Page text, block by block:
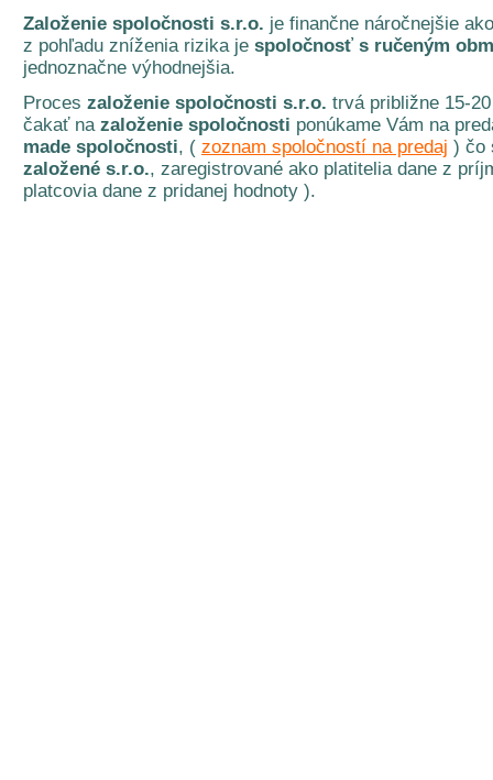
Založenie spoločnosti s.r.o. je finančne náročnejšie
z pohľadu zníženia rizika je spoločnosť s ručeným
jednoznačne výhodnejšia.
Proces založenie spoločnosti s.r.o. trvá približne 15-
čakať na založenie spoločnosti ponúkame Vám na
made spoločnosti, ( zoznam spoločností na predaj ) čo
založené s.r.o., zaregistrované ako platitelia dane z
platcovia dane z pridanej hodnoty ).